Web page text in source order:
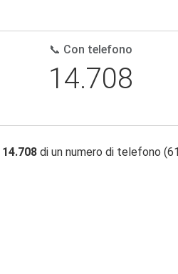
📞 Con telefono
14.708
14.708 di un numero di telefono